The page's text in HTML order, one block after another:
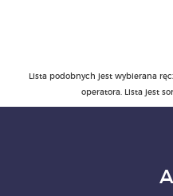
Lista podobnych jest wybierana
operatora. Lista jest